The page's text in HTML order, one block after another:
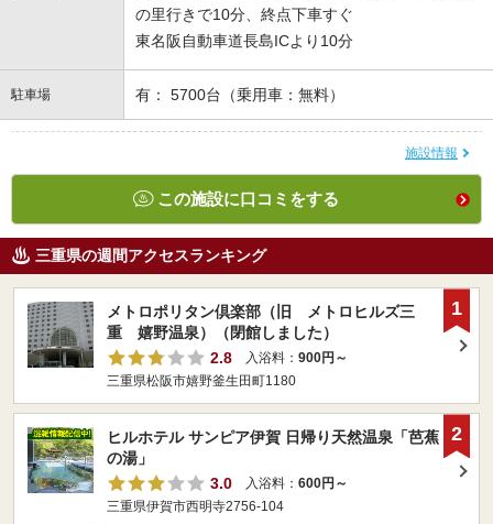
の里行きで10分、終点下車すぐ
東名阪自動車道長島ICより10分
駐車場 有： 5700台（乗用車：無料）
施設情報
この施設に口コミをする
三重県の週間アクセスランキング
メトロポリタン倶楽部（旧 メトロヒルズ三
重 嬉野温泉）（閉館しました）
2.8
入浴料： 900円～
三重県松阪市嬉野釜生田町1180
1
ヒルホテル サンピア伊賀 日帰り天然温泉「芭蕉
の湯」
3.0
入浴料： 600円～
三重県伊賀市西明寺2756-104
2